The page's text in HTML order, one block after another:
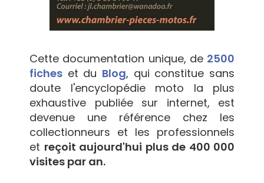
Cette documentation unique, de 2500
fiches et du Blog, qui constitue sans
doute l'encyclopédie moto la plus
exhaustive publiée sur internet, est
devenue une référence chez les
collectionneurs et les professionnels
et reçoit aujourd'hui plus de 400 000
visites par an.